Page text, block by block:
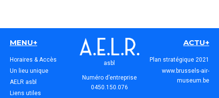
Premier vol en 1932 - Vit.
Immatriculation civile belge -
Offert au musée en 1970.
1919 - 1945
- Union soviétique - Premier
Max. 460 km/h - Entre au
1919 - 1945
MENU+
Horaires & Accès
Un lieu unique
AELR asbl
Liens utiles
asbl
Numéro d’entreprise
0450.150.076
ACTU+
Plan stratégique 2021
www.brussels-air-
museum.be